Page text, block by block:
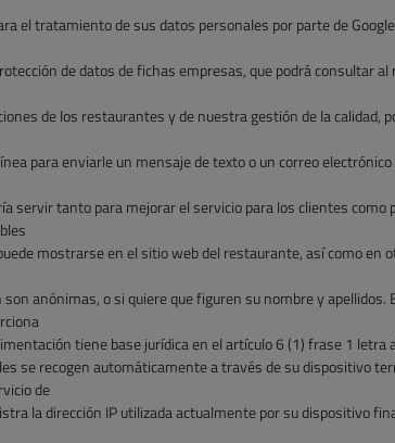
el tratamiento de sus datos personales por parte de
de datos de fichas empresas, que podrá consultar
de los restaurantes y de nuestra gestión de la calidad,
para enviarle un mensaje de texto o un correo
servir tanto para mejorar el servicio para los clientes como
mostrarse en el sitio web del restaurante, así como en
son anónimas, o si quiere que figuren su nombre y
tiene base jurídica en el artículo 6 (1) frase 1 letra
se recogen automáticamente a través de su dispositivo
de
la dirección IP utilizada actualmente por su dispositivo